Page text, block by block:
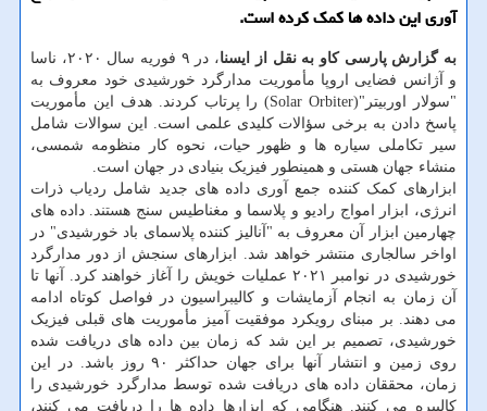
آوری این داده ها كمك كرده است.
به گزارش پارسی کاو به نقل از ایسنا
، در ۹ فوریه سال ۲۰۲۰، ناسا
و آژانس فضایی اروپا مأموریت مدارگرد خورشیدی خود معروف به
"سولار اوربیتر"(Solar Orbiter) را پرتاب کردند. هدف این مأموریت
پاسخ دادن به برخی سؤالات کلیدی علمی است. این سوالات شامل
سیر تکاملی سیاره ها و ظهور حیات، نحوه کار منظومه شمسی،
منشاء جهان هستی و همینطور فیزیک بنیادی در جهان است.
ابزارهای کمک کننده جمع آوری داده های جدید شامل ردیاب ذرات
انرژی، ابزار امواج رادیو و پلاسما و مغناطیس سنج هستند. داده های
چهارمین ابزار آن معروف به "آنالیز کننده پلاسمای باد خورشیدی" در
اواخر سالجاری منتشر خواهد شد. ابزارهای سنجش از دور مدارگرد
خورشیدی در نوامبر ۲۰۲۱ عملیات خویش را آغاز خواهند کرد. آنها تا
آن زمان به انجام آزمایشات و کالیبراسیون در فواصل کوتاه ادامه
می دهند. بر مبنای رویکرد موفقیت آمیز مأموریت های قبلی فیزیک
خورشیدی، تصمیم بر این شد که زمان بین داده های دریافت شده
روی زمین و انتشار آنها برای جهان حداکثر ۹۰ روز باشد. در این
زمان، محققان داده های دریافت شده توسط مدارگرد خورشیدی را
کالیبره می کنند. هنگامی که ابزارها داده ها را دریافت می کنند،